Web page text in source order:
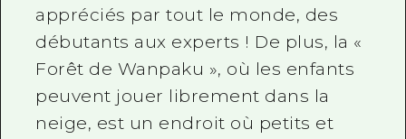
appréciés par tout le monde, des
débutants aux experts ! De plus, la «
Forêt de Wanpaku », où les enfants
peuvent jouer librement dans la
neige, est un endroit où petits et